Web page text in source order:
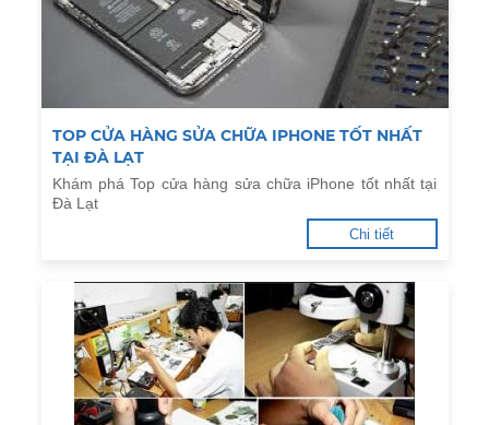
TOP CỬA HÀNG SỬA CHỮA IPHONE TỐT NHẤT
TẠI ĐÀ LẠT
Khám phá Top cửa hàng sửa chữa iPhone tốt nhất tại
Đà Lạt
Chi tiết